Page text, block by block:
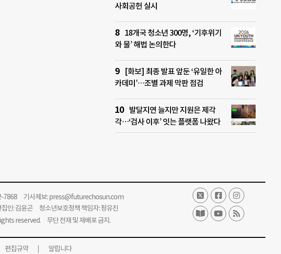
사회공헌 실시
18개국 청소년 300명, ‘기후위기
와 물’ 해법 논의한다
[화보] 최종 발표 앞둔 ‘유일한 아
카데미’…조별 과제 막판 점검
발달지연 늘지만 지원은 제각
각…‘검사 이후’ 잇는 플랫폼 나왔다
7868 기사제보:press@futurechosun.com
인: 김윤곤 청소년보호정책 책임자: 정유진
reserved. 무단 전재 및 재배포 금지.
편집규약 알립니다